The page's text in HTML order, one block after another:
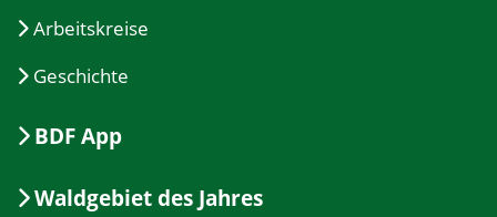
Arbeitskreise
Geschichte
BDF App
Waldgebiet des Jahres